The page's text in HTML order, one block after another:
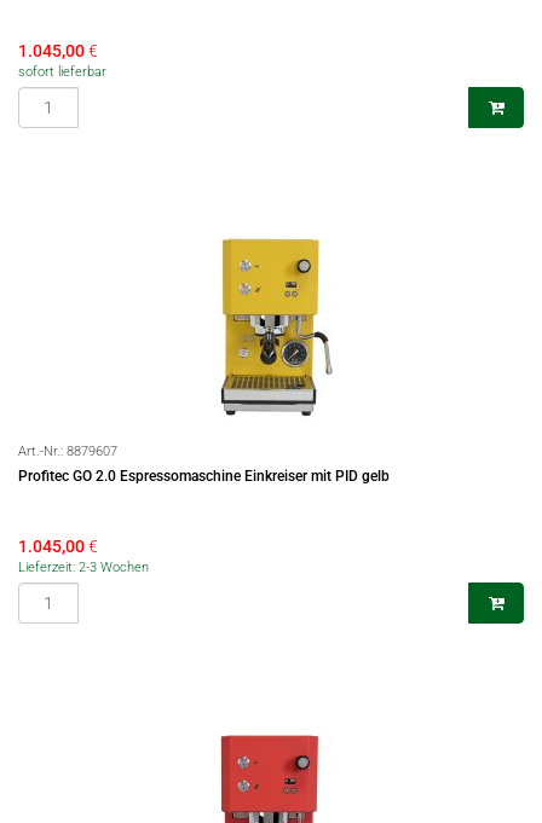
1.045,00€
sofort lieferbar
Art.-Nr.: 8879607
Profitec GO 2.0 Espressomaschine Einkreiser mit PID gelb
1.045,00€
Lieferzeit: 2-3 Wochen